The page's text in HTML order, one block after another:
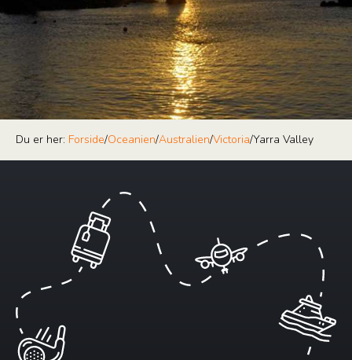
Du er her: Forside/Oceanien/Australien/Victoria/Yarra Valley